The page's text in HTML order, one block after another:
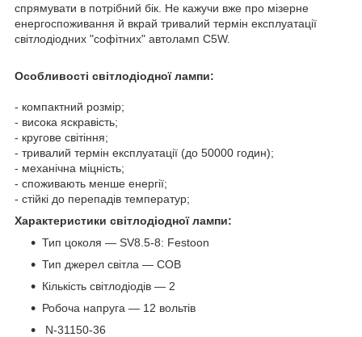
спрямувати в потрібний бік. Не кажучи вже про мізерне
енергоспоживання й вкрай тривалий термін експлуатації
світлодіодних "софітних" автоламп C5W.
Особливості світлодіодної лампи:
- компактний розмір;
- висока яскравість;
- кругове світіння;
- тривалий термін експлуатації (до 50000 годин);
- механічна міцність;
- споживають менше енергії;
- стійкі до перепадів температур;
Характеристики світлодіодної лампи:
Тип цоколя — SV8.5-8: Festoon
Тип джерел світла — COB
Кількість світлодіодів — 2
Робоча напруга — 12 вольтів
N-31150-36